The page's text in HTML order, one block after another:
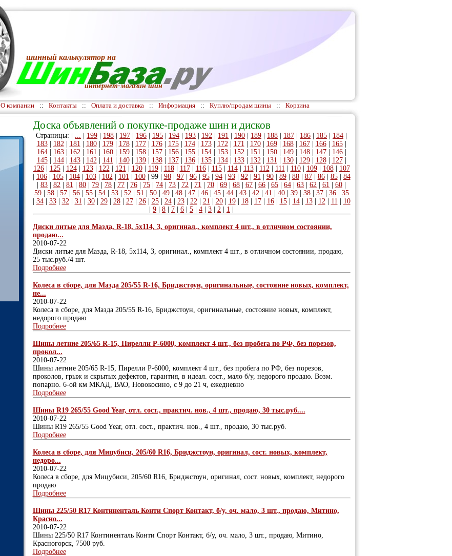
шинный калькуляторна
интернет-магазин шин
О компании :: Контакты :: Оплата и доставка :: Информация :: Куплю/продам шины :: Корзина
Доска объявлений о покупке-продаже шин и дисков
Страницы: | ... 199 198 197 196 195 194 193 192 191 190 189 188 187 186 185 184
183| 182| 181 180| 179| 178| 177| 176| 175| 174| 173| 172| 171 170| 169| 168| 167| 166| 165|
164| 163| 162| 161 160| 159| 158| 157| 156| 155| 154| 153| 152| 151 150| 149| 148| 147| 146|
145| 144| 143| 142| 141 140| 139| 138| 137| 136| 135| 134| 133| 132| 131 130| 129| 128| 127|
126| 125| 124| 123| 122| 121 120| 119| 118| 117| 116| 115| 114| 113| 112| 111 110| 109| 108| 107
106| 105| 104| 103| 102| 101 100| 99| 98| 97| 96| 95| 94| 93| 92| 91 90| 89| 88| 87| 86| 85| 84
83 82 81 80 79 78 77 76 75 74 73 72 71 70 69 68 67 66 65 64 63 62 61 60
59| 58| 57| 56| 55| 54| 53| 52| 51 50| 49| 48| 47| 46| 45| 44| 43| 42| 41 40| 39| 38| 37| 36| 35
34| 33| 32| 31 30| 29| 28| 27| 26| 25| 24| 23| 22| 21 20| 19| 18| 17| 16| 15| 14| 13| 12| 11
10
9 8 7 6 5 4 3 2 1
Диски литые для Мазда, R-18, 5х114, 3, оригинал., комплект 4 шт., в отличном состоянии,
продаю...
2010-07-22
Диски литые для Мазда, R-18, 5х114, 3, оригинал., комплект 4 шт., в отличном состоянии, продаю,
25 тыс.руб./4 шт.
Подробнее
Колеса в сборе, для Мазда 205/55 R-16, Бриджстоун, оригинальные, состояние новых, комплект,
не...
2010-07-22
Колеса в сборе, для Мазда 205/55 R-16, Бриджстоун, оригинальные, состояние новых, комплект,
недорого продаю
Подробнее
Шины летние 205/65 R-15, Пирелли Р-6000, комплект 4 шт., без пробега по РФ, без порезов,
прокол...
2010-07-22
Шины летние 205/65 R-15, Пирелли Р-6000, комплект 4 шт., без пробега по РФ, без порезов,
проколов, грыж и скрытых дефектов, гарантия, в идеал. сост., мало б/у, недорого продаю. Возм.
попарно. 6-ой км МКАД, ВАО, Новокосино, с 9 до 21 ч, ежедневно
Подробнее
Шины R19 265/55 Good Year, отл. сост., практич. нов., 4 шт., продаю, 30 тыс.руб....
2010-07-22
Шины R19 265/55 Good Year, отл. сост., практич. нов., 4 шт., продаю, 30 тыс.руб.
Подробнее
Колеса в сборе, для Мицубиси, 205/60 R16, Бриджстоун, оригинал, сост. новых, комплект,
недоро...
2010-07-22
Колеса в сборе, для Мицубиси, 205/60 R16, Бриджстоун, оригинал, сост. новых, комплект, недорого
продаю
Подробнее
Шины 225/50 R17 Континенталь Конти Спорт Контакт, б/у, оч. мало, 3 шт., продаю, Митино,
Красно...
2010-07-22
Шины 225/50 R17 Континенталь Конти Спорт Контакт, б/у, оч. мало, 3 шт., продаю, Митино,
Красногорск, 7500 руб.
Подробнее